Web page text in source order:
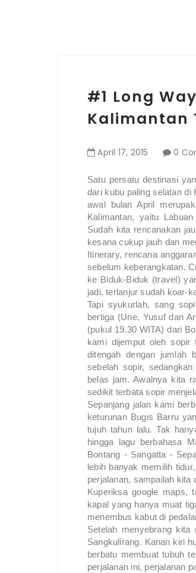
#1 Long
Kalimantan
April 17, 2015 0
Satu persatu destinasi
dari kubu paling selatan di
awal bulan April
Kalimantan, yaitu
Sudah kita rencanakan
kesana cukup jauh dan
Itinerary, rencana
sebelum keberangkatan.
ke Biduk-Biduk (travel)
jadi, terlanjur sudah koar-
Tapi syukurlah, sang
bertiga (Une, Yusuf dan
(pukul 19.30 WITA) dari
kami dijemput oleh sopir
ditengah dengan jumlah
sebelah sopir,
belas jam. Awalnya kita
sedikit terbata sopir
Sepanjang jalan kami
keturunan Bugis Barru
tujuh tahun lalu. Tak
hingga lagu berbahasa
Bontang - Sangatta -
lebih banyak memilih
perjalanan, sampailah kita
Kuperiksa google maps,
kapal yang hanya muat
menembus kabut di
Setelah menyebrang
Sangkulirang. Kanan kiri
berbatu membuat tubuh
perjalanan ini, perjalanan